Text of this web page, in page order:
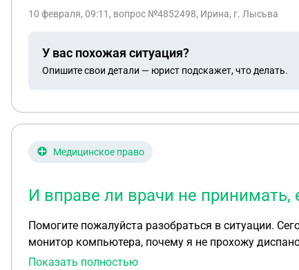
10 февраля, 09:11 , вопрос №4852498, Ирина, г. Лысьва
У вас похожая ситуация?
Опишите свои детали — юрист подскажет, что делать.
Медицинское право
И вправе ли врачи не
Помогите пожалуйста разобраться в ситуации.
монитор компьютера, почему я не прохожу
и больше врачи меня принимать не будут если я не пройду диспансеризацию. Является ли
Показать полностью